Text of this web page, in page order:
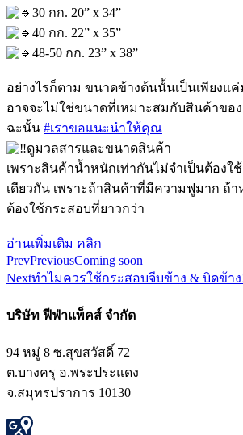
30 กก. 20” x 34”
40 กก. 22” x 35”
48-50 กก. 23” x 38”
อย่างไรก็ตาม ขนาดข้างต้นนั้นเป็นเพียงแ
อาจจะไม่ใช่ขนาดที่เหมาะสมกับสินค้าขอ
ฉะนั้น #เราขอแนะนำให้คุณ
ดูมวลสารและขนาดสินค้า
เพราะสินค้าน้ำหนักเท่ากันไม่จำเป็นต้องใ
เดียวกัน เพราะถ้าสินค้าที่มีความฟูมาก ถ้า
ต้องใช้กระสอบที่ยาวกว่า
อ่านเพิ่มเติม คลิก
PrevPreviousComing soon
Nextทำไมควรใช้กระสอบจีบข้าง & บิดข้าง
บริษัท ฟีฟ่าแพ็คส์ จำกัด
94 หมู่ 8 ซ.สุขสวัสดิ์ 72
ต.บางครุ อ.พระประแดง
จ.สมุทรปราการ 10130